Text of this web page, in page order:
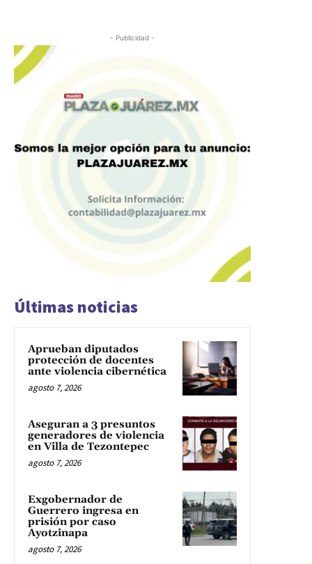
- Publicidad -
Últimas noticias
Aprueban diputados
protección de docentes
ante violencia cibernética
agosto 7, 2026
Aseguran a 3 presuntos
generadores de violencia
en Villa de Tezontepec
agosto 7, 2026
Exgobernador de
Guerrero ingresa en
prisión por caso
Ayotzinapa
agosto 7, 2026